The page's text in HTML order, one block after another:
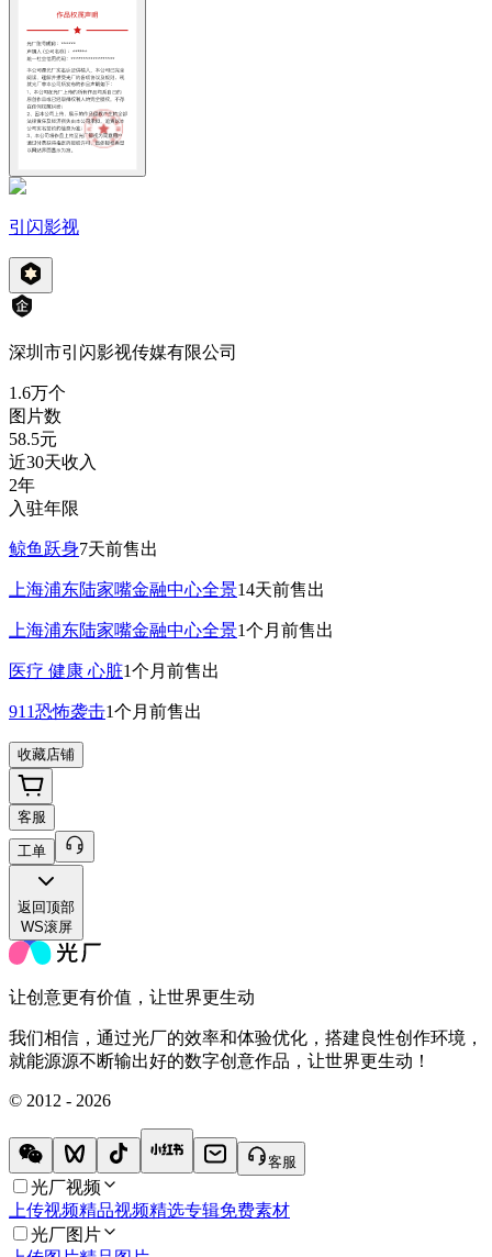
引闪影视
深圳市引闪影视传媒有限公司
1.6万个
图片数
58.5元
近30天收入
2年
入驻年限
鲸鱼跃身7天前售出
上海浦东陆家嘴金融中心全景14天前售出
上海浦东陆家嘴金融中心全景1个月前售出
医疗 健康 心脏1个月前售出
911恐怖袭击1个月前售出
收藏店铺
客服
工单
返回顶部
WS滚屏
让创意更有价值，让世界更生动
我们相信，通过光厂的效率和体验优化，搭建良性创作环境，
就能源源不断输出好的数字创意作品，让世界更生动！
© 2012 - 2026
客服
光厂视频
上传视频精品视频精选专辑免费素材
光厂图片